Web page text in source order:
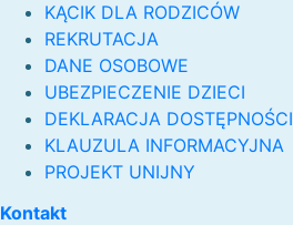
KĄCIK DLA RODZICÓW
REKRUTACJA
DANE OSOBOWE
UBEZPIECZENIE DZIECI
DEKLARACJA DOSTĘPNOŚCI
KLAUZULA INFORMACYJNA
PROJEKT UNIJNY
Kontakt